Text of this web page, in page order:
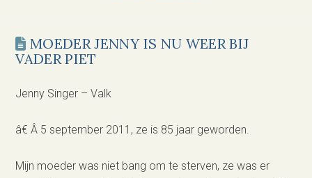
MOEDER JENNY IS NU WEER BIJ
VADER PIET
Jenny Singer – Valk
â€ Â 5 september 2011, ze is 85 jaar geworden.
Mijn moeder was niet bang om te sterven, ze was er